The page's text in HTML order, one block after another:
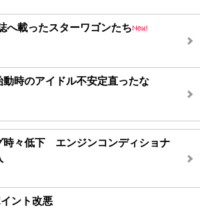
へ載ったスターワゴンたち
時のアイドル不安定直ったな
時々低下 エンジンコンディショナ
ント改悪